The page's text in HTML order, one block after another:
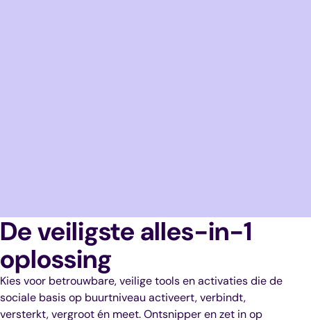
De veiligste alles-in-1
oplossing
Kies voor betrouwbare, veilige tools en activaties die de
sociale basis op buurtniveau activeert, verbindt,
versterkt, vergroot én meet. Ontsnipper en zet in op